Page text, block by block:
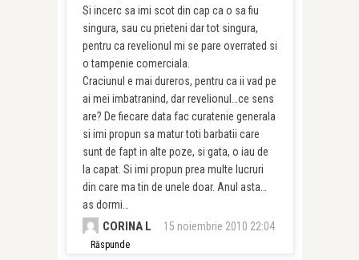
Si incerc sa imi scot din cap ca o sa fiu
singura, sau cu prieteni dar tot singura,
pentru ca revelionul mi se pare overrated si
o tampenie comerciala.
Craciunul e mai dureros, pentru ca ii vad pe
ai mei imbatranind, dar revelionul…ce sens
are? De fiecare data fac curatenie generala
si imi propun sa matur toti barbatii care
sunt de fapt in alte poze, si gata, o iau de
la capat. Si imi propun prea multe lucruri
din care ma tin de unele doar. Anul asta…
as dormi…
CORINA L 15 noiembrie 2010 22:04
Răspunde